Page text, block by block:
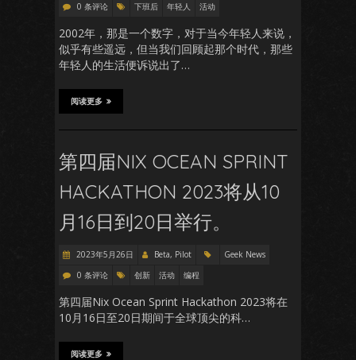
0 条评论
下班后 年轻人 活动
2002年，那是一个数字，对于当今年轻人来说，
似乎有些遥远，但当我们回顾起那个时代，那些
年轻人的生活便诉说出了…
阅读更多
第四届NIX OCEAN SPRINT
HACKATHON 2023将从10
月16日到20日举行。
2023年5月26日 Beta, Pilot
Geek News
0 条评论
创新 活动 编程
第四届Nix Ocean Sprint Hackathon 2023将在
10月16日至20日期间于全球顶尖的科…
阅读更多